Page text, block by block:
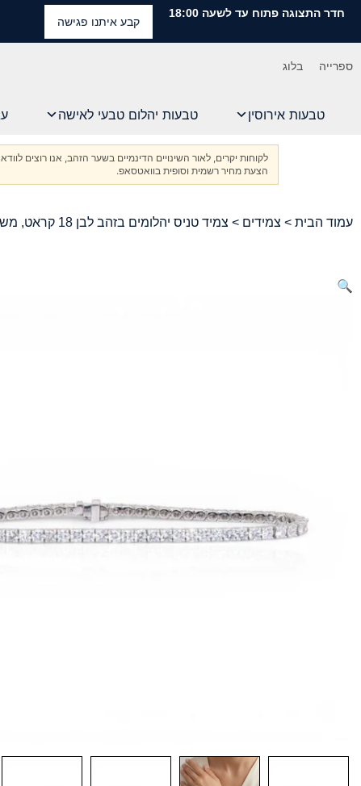
חדר התצוגה פתוח עד לשעה 18:00
קבע איתנו פגישה
ספרייה בלוג
טבעות אירוסין טבעות יהלום טבעי לאישה
לקוחות יקרים, לאור השינויים הדינמיים בשער הזהב, אנו
הצעת מחיר רשמית וסופית בוואטסאפ.
עמוד הבית > צמידים > צמיד טניס יהלומים בזהב לבן 18 קראט, משובץ ביהלומים במשקל 5.88 קרט, מתועד IGI
🔍